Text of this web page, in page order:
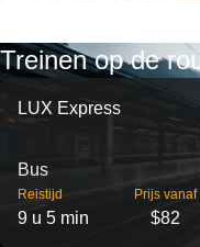
Treinen op de
LUX Express
Bus
Reistijd
9 u 5 min
Prijs vanaf
$82